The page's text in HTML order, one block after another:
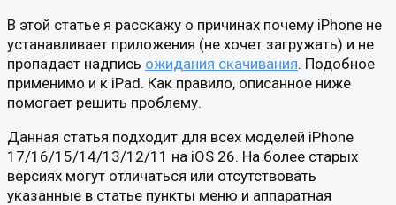
В этой статье я расскажу о причинах почему iPhone не
устанавливает приложения (не хочет загружать) и не
пропадает надпись ожидания скачивания. Подобное
применимо и к iPad. Как правило, описанное ниже
помогает решить проблему.
Данная статья подходит для всех моделей iPhone
17/16/15/14/13/12/11 на iOS 26. На более старых
версиях могут отличаться или отсутствовать
указанные в статье пункты меню и аппаратная